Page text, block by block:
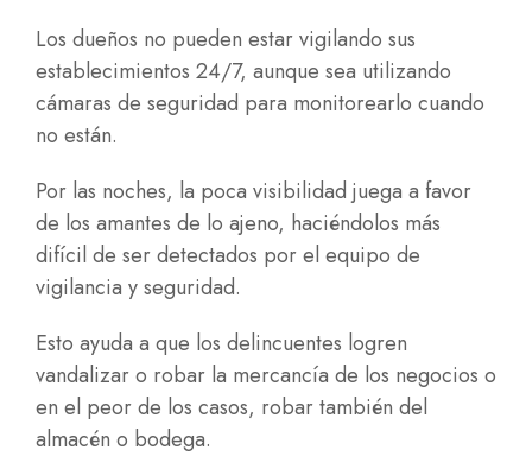
Los dueños no pueden estar vigilando sus
establecimientos 24/7, aunque sea utilizando
cámaras de seguridad para monitorearlo cuando
no están.
Por las noches, la poca visibilidad juega a favor
de los amantes de lo ajeno, haciéndolos más
difícil de ser detectados por el equipo de
vigilancia y seguridad.
Esto ayuda a que los delincuentes logren
vandalizar o robar la mercancía de los negocios o
en el peor de los casos, robar también del
almacén o bodega.